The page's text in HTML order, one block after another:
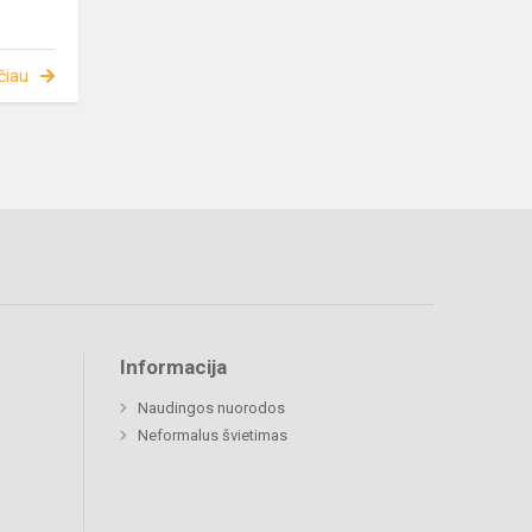
Informacija
Naudingos nuorodos
Neformalus švietimas